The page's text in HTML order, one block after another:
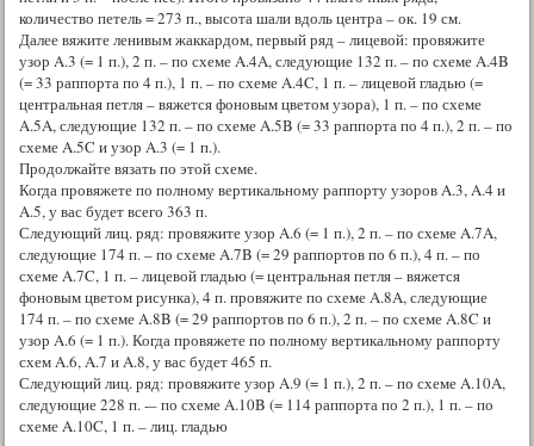
количество петель = 273 п., высота шали вдоль центра – ок. 19 см.
Далее вяжите ленивым жаккардом, первый ряд – лицевой: провяжите
узор A.3 (= 1 п.), 2 п. – по схеме A.4A, следующие 132 п. – по схеме A.4B
(= 33 раппорта по 4 п.), 1 п. – по схеме A.4C, 1 п. – лицевой гладью (=
центральная петля – вяжется фоновым цветом узора), 1 п. – по схеме
A.5A, следующие 132 п. – по схеме A.5B (= 33 раппорта по 4 п.), 2 п. – по
схеме A.5C и узор A.3 (= 1 п.).
Продолжайте вязать по этой схеме.
Когда провяжете по полному вертикальному раппорту узоров A.3, A.4 и
A.5, у вас будет всего 363 п.
Следующий лиц. ряд: провяжите узор A.6 (= 1 п.), 2 п. – по схеме A.7A,
следующие 174 п. – по схеме A.7B (= 29 раппортов по 6 п.), 4 п. – по
схеме A.7C, 1 п. – лицевой гладью (= центральная петля – вяжется
фоновым цветом рисунка), 4 п. провяжите по схеме A.8A, следующие
174 п. – по схеме A.8B (= 29 раппортов по 6 п.), 2 п. – по схеме A.8C и
узор A.6 (= 1 п.). Когда провяжете по полному вертикальному раппорту
схем A.6, A.7 и A.8, у вас будет 465 п.
Следующий лиц. ряд: провяжите узор A.9 (= 1 п.), 2 п. – по схеме A.10A,
следующие 228 п. -– по схеме A.10B (= 114 раппорта по 2 п.), 1 п. – по
схеме A.10C, 1 п. – лиц. гладью